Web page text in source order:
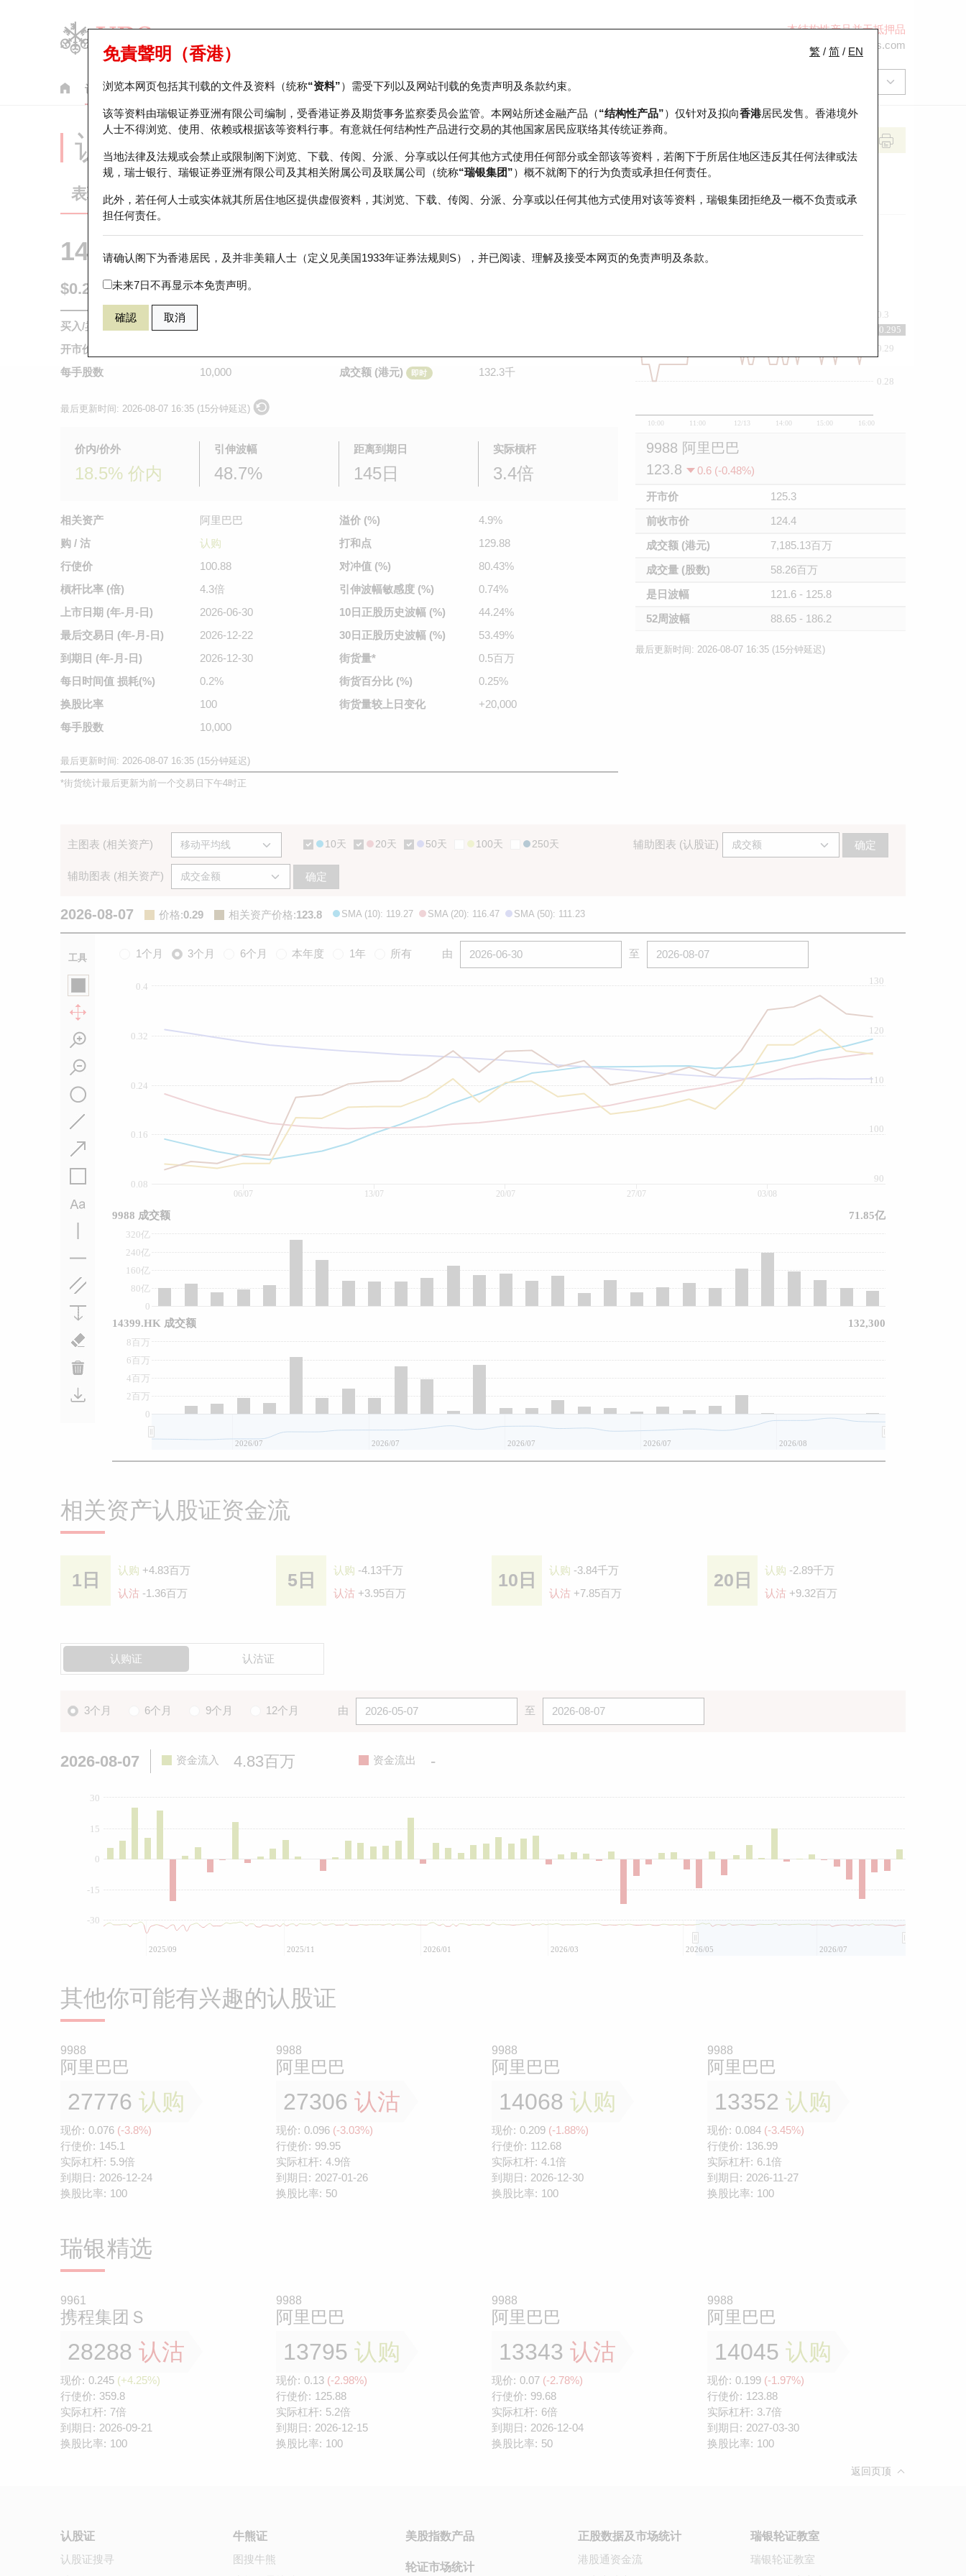
本结构性产品并无抵押品
ol-hkwarrants@ubs.com
认股证 牛熊证 美股指数产品 轮证市场统计 正股数据及市场统计 瑞银轮证教室
繁 / 简 / EN
免責聲明（香港）
浏览本网页包括其刊载的文件及资料（统称“资料”）需受下列以及网站刊载的免责声明及条款约束。
该等资料由瑞银证券亚洲有限公司编制，受香港证券及期货事务监察委员会监管。本网站所述金融产品（“结构性产品”）仅针对及拟向香港居民发售。香港境外
人士不得浏览、使用、依赖或根据该等资料行事。有意就任何结构性产品进行交易的其他国家居民应联络其传统证券商。
当地法律及法规或会禁止或限制阁下浏览、下载、传阅、分派、分享或以任何其他方式使用任何部分或全部该等资料，若阁下于所居住地区违反其任何法律或法
规，瑞士银行、瑞银证券亚洲有限公司及其相关附属公司及联属公司（统称“瑞银集团”）概不就阁下的行为负责或承担任何责任。
此外，若任何人士或实体就其所居住地区提供虚假资料，其浏览、下载、传阅、分派、分享或以任何其他方式使用对该等资料，瑞银集团拒绝及一概不负责或承
担任何责任。
请确认阁下为香港居民，及并非美籍人士（定义见美国1933年证券法规则S），并已阅读、理解及接受本网页的免责声明及条款。
未来7日不再显示本免责声明。
確認 取消
认股证分析仪
表现 街货统计 比较
14399 瑞银认购 9988 阿里巴巴
$0.29 0.005 (-1.7%) 即时
买入/卖出价
开市价
每手股数
10,000
成交额 (港元)
即时 132.3千
最后更新时间: 2026-08-07 16:35 (15分钟延迟)
价内/价外
18.5% 价内
引伸波幅
48.7%
距离到期日
145日
实际槓杆
3.4倍
相关资产
阿里巴巴
购 / 沽
认购
行使价
100.88
槓杆比率 (倍)
4.3倍
上市日期 (年-月-日)
2026-06-30
最后交易日 (年-月-日)
2026-12-22
到期日 (年-月-日)
2026-12-30
每日时间值 损耗(%)
0.2%
换股比率
100
每手股数
10,000
溢价 (%)
4.9%
打和点
129.88
对冲值 (%)
80.43%
引伸波幅敏感度 (%)
0.74%
10日正股历史波幅 (%)
44.24%
30日正股历史波幅 (%)
53.49%
街货量*
0.5百万
街货百分比 (%)
0.25%
街货量较 上日变化 +20,000
最后更新时间: 2026-08-07 16:35 (15分钟延迟)
*街货统计最后更新为前一个交易日下午4时正
10:00 11:00 12/13 14:00 15:00 16:00
0.28
0.29
0.3
0.295
9988 阿里巴巴
123.8
0.6 (-0.48%)
开市价
125.3
前收市价
124.4
成交额 (港元)
7,185.13百万
成交量 (股数)
58.26百万
是日波幅
121.6 - 125.8
52周波幅
88.65 - 186.2
最后更新时间: 2026-08-07 16:35 (15分钟延迟)
主图表 (相关资产) 10天 20天 50天 100天 250天 辅助图表 (认股证) 确定
辅助图表 (相关资产) 确定
2026-08-07 价格:0.29 相关资产价格:123.8 SMA (10): 119.27 SMA (20): 116.47 SMA (50): 111.23
工具 1个月 3个月 6个月 本年度 1年 所有 由 至
0.08
0.16
0.24
0.32
0.4
90
100
110
120
130
0
80亿
160亿
240亿
320亿
0
2百万
4百万
6百万
8百万
06/07 13/07 20/07 27/07 03/08
2026/07 2026/07 2026/07 2026/07 2026/08
9988 成交额 71.85亿
14399.HK 成交额 132,300
相关资产认股证资金流
1日 认购 +4.83百万
认沽 -1.36百万
5日 认购 -4.13千万
认沽 +3.95百万
10日 认购 -3.84千万
认沽 +7.85百万
20日 认购 -2.89千万
认沽 +9.32百万
认购证 认沽证
3个月 6个月 9个月 12个月 由 至
2026-08-07 资金流入 4.83百万 资金流出 -
0
-30
-15
15
30
2025/09 2025/11 2026/01 2026/03 2026/05 2026/07
其他你可能有兴趣的认股证
9988
阿里巴巴
27776 认购
现价: 0.076 (-3.8%)
行使价: 145.1
实际杠杆: 5.9倍
到期日: 2026-12-24
换股比率: 100
9988
阿里巴巴
27306 认沽
现价: 0.096 (-3.03%)
行使价: 99.95
实际杠杆: 4.9倍
到期日: 2027-01-26
换股比率: 50
9988
阿里巴巴
14068 认购
现价: 0.209 (-1.88%)
行使价: 112.68
实际杠杆: 4.1倍
到期日: 2026-12-30
换股比率: 100
9988
阿里巴巴
13352 认购
现价: 0.084 (-3.45%)
行使价: 136.99
实际杠杆: 6.1倍
到期日: 2026-11-27
换股比率: 100
瑞银精选
9961
携程集团Ｓ
28288 认沽
现价: 0.245 (+4.25%)
行使价: 359.8
实际杠杆: 7倍
到期日: 2026-09-21
换股比率: 100
9988
阿里巴巴
13795 认购
现价: 0.13 (-2.98%)
行使价: 125.88
实际杠杆: 5.2倍
到期日: 2026-12-15
换股比率: 100
9988
阿里巴巴
13343 认沽
现价: 0.07 (-2.78%)
行使价: 99.68
实际杠杆: 6倍
到期日: 2026-12-04
换股比率: 50
9988
阿里巴巴
14045 认购
现价: 0.199 (-1.97%)
行使价: 123.88
实际杠杆: 3.7倍
到期日: 2027-03-30
换股比率: 100
返回页顶
认股证
认股证搜寻
牛熊证
图搜牛熊
美股指数产品
轮证市场统计
正股数据及市场统计
港股通资金流
瑞银轮证教室
瑞银轮证教室